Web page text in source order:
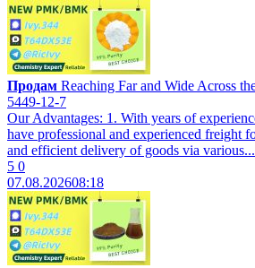
Продам Reaching Far and Wide Across
5449-12-7
Our Advantages: 1. With years of
have professional and experienced freight
and efficient delivery of goods via various...
5 0
07.08.202608:18